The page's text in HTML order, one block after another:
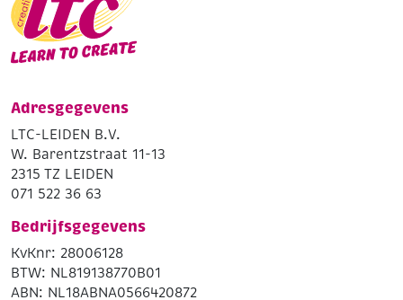
Adresgegevens
LTC-LEIDEN B.V.
W. Barentzstraat 11-13
2315 TZ LEIDEN
071 522 36 63
Bedrijfsgegevens
KvKnr: 28006128
BTW: NL819138770B01
ABN: NL18ABNA0566420872